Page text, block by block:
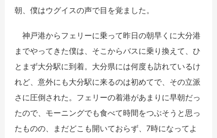
朝、僕はウグイスの声で目を覚ました。
神戸港からフェリーに乗って昨日の朝早くに大分港
までやってきた僕は、そこからバスに乗り換えて、ひ
とまず大分駅に到着。大分県には何度も訪れているけ
れど、意外にも大分駅に来るのは初めてで、その立派
さに圧倒された。フェリーの着港があまりに早朝だっ
たので、モーニングでも食べて時間をつぶそうと思っ
たものの、まだどこも開いておらず、7時になってよ